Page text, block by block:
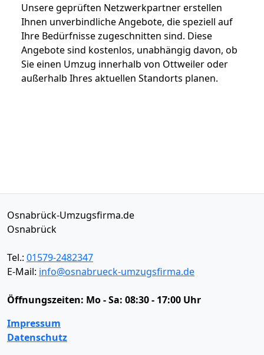
Unsere geprüften Netzwerkpartner erstellen
Ihnen unverbindliche Angebote, die speziell auf
Ihre Bedürfnisse zugeschnitten sind. Diese
Angebote sind kostenlos, unabhängig davon, ob
Sie einen Umzug innerhalb von Ottweiler oder
außerhalb Ihres aktuellen Standorts planen.
Osnabrück-Umzugsfirma.de
Osnabrück
Tel.: 01579-2482347
E-Mail: info@osnabrueck-umzugsfirma.de
Öffnungszeiten: Mo - Sa: 08:30 - 17:00 Uhr
Impressum
Datenschutz